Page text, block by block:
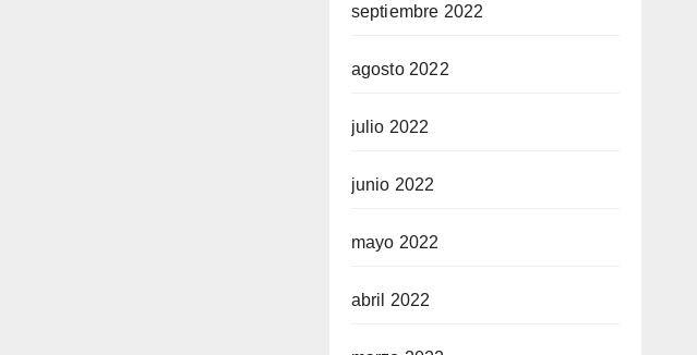
septiembre 2022
agosto 2022
julio 2022
junio 2022
mayo 2022
abril 2022